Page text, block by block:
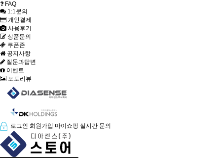
FAQ
1:1문의
개인결제
사용후기
상품문의
쿠폰존
공지사항
질문과답변
이벤트
포토리뷰
로그인 회원가입 마이쇼핑 실시간 문의